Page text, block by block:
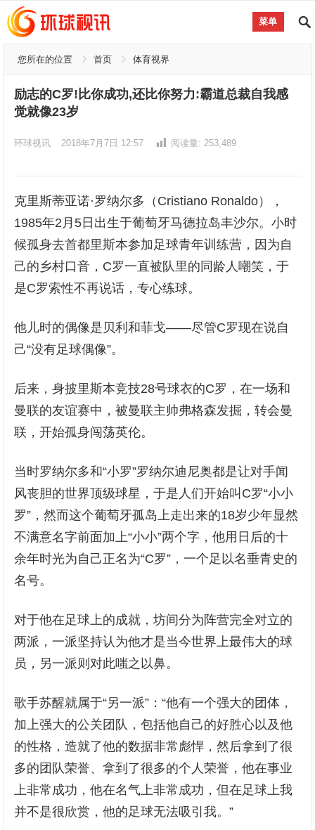
菜单
您所在的位置 首页 体育视界
励志的C罗!比你成功,还比你努力:霸道总裁自我感
觉就像23岁
环球视讯 2018年7月7日 12:57 阅读量: 253,489
克里斯蒂亚诺·罗纳尔多（Cristiano Ronaldo），
1985年2月5日出生于葡萄牙马德拉岛丰沙尔。小时
候孤身去首都里斯本参加足球青年训练营，因为自
己的乡村口音，C罗一直被队里的同龄人嘲笑，于
是C罗索性不再说话，专心练球。
他儿时的偶像是贝利和菲戈——尽管C罗现在说自
己“没有足球偶像”。
后来，身披里斯本竞技28号球衣的C罗，在一场和
曼联的友谊赛中，被曼联主帅弗格森发掘，转会曼
联，开始孤身闯荡英伦。
当时罗纳尔多和“小罗”罗纳尔迪尼奥都是让对手闻
风丧胆的世界顶级球星，于是人们开始叫C罗“小小
罗”，然而这个葡萄牙孤岛上走出来的18岁少年显然
不满意名字前面加上“小小”两个字，他用日后的十
余年时光为自己正名为“C罗”，一个足以名垂青史的
名号。
对于他在足球上的成就，坊间分为阵营完全对立的
两派，一派坚持认为他才是当今世界上最伟大的球
员，另一派则对此嗤之以鼻。
歌手苏醒就属于“另一派”：“他有一个强大的团体，
加上强大的公关团队，包括他自己的好胜心以及他
的性格，造就了他的数据非常彪悍，然后拿到了很
多的团队荣誉、拿到了很多的个人荣誉，他在事业
上非常成功，他在名气上非常成功，但在足球上我
并不是很欣赏，他的足球无法吸引我。”